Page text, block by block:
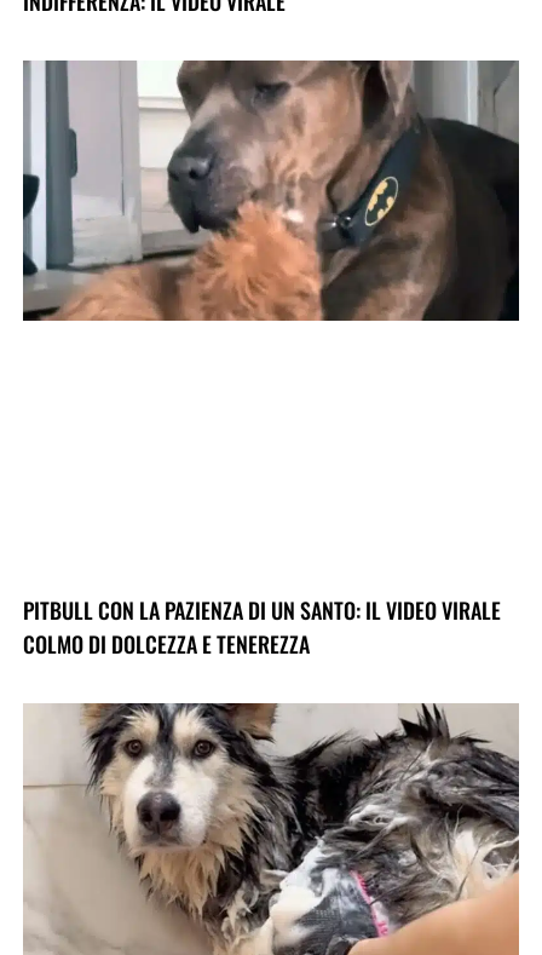
PITBULL CON LA PAZIENZA DI UN SANTO: IL VIDEO VIRALE
COLMO DI DOLCEZZA E TENEREZZA